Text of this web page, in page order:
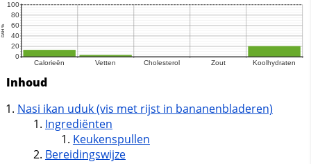
Inhoud
Nasi ikan uduk (vis met rijst in bananenbladeren)
Ingrediënten
Keukenspullen
Bereidingswijze